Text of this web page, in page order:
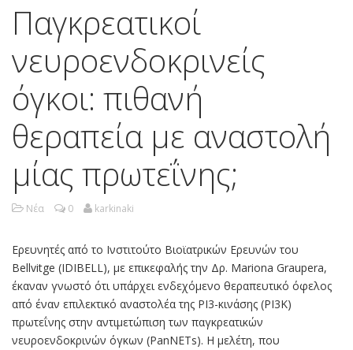
Παγκρεατικοί
νευροενδοκρινείς
όγκοι: πιθανή
θεραπεία με αναστολή
μίας πρωτεΐνης;
Νέα 0 karkinaki
Ερευνητές από το Ινστιτούτο Βιοϊατρικών Ερευνών του
Bellvitge (IDIBELL), με επικεφαλής την Δρ. Mariona Graupera,
έκαναν γνωστό ότι υπάρχει ενδεχόμενο θεραπευτικό όφελος
από έναν επιλεκτικό αναστολέα της ΡΙ3-κινάσης (PI3K)
πρωτεΐνης στην αντιμετώπιση των παγκρεατικών
νευροενδοκρινών όγκων (PanNETs). Η μελέτη, που